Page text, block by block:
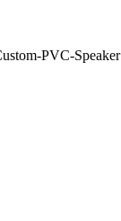
PVC-Speaker